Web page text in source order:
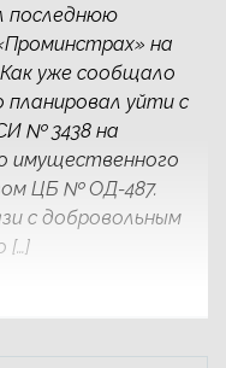
последнюю
на
уже сообщало
уйти с
№ 3438 на
имущественного
ЦБ № ОД-487.
с добровольным
[…]